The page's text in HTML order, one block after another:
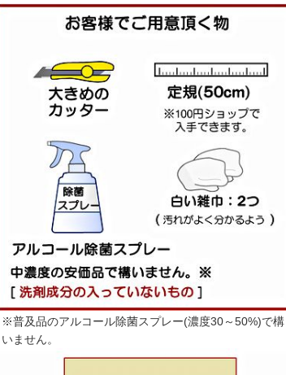
※普及品のアルコール除菌スプレー(濃度30～50%)で構
いません。